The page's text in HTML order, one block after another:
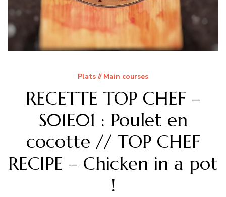
Plats // Main courses
RECETTE TOP CHEF –
S01E01 : Poulet en
cocotte // TOP CHEF
RECIPE – Chicken in a pot
!